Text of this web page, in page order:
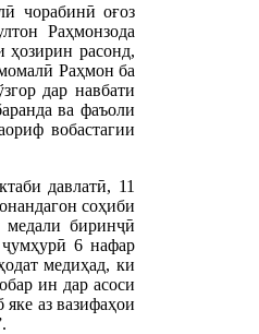
чорабинӣ оғоз
Раҳмонзода
расонд,
Раҳмон ба
дар навбати
ва фаъоли
вобастагии
давлатӣ, 11
соҳиби
биринҷӣ
6 нафар
медиҳад, ки
ин дар асоси
аз вазифаҳои